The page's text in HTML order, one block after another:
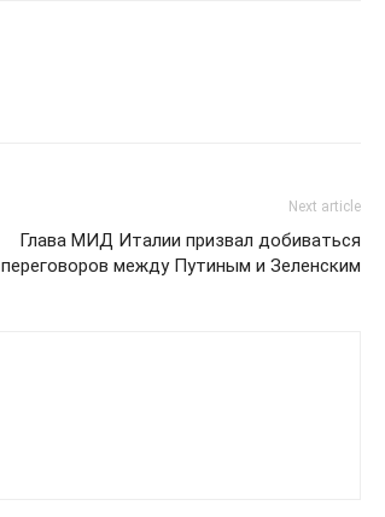
Next article
Глава МИД Италии призвал добиваться
переговоров между Путиным и Зеленским